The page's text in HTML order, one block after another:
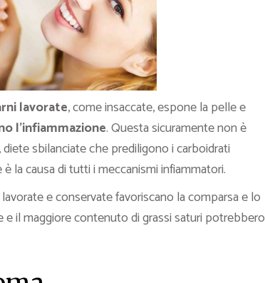
lavorate, come insaccate, espone la pelle e
l’infiammazione. Questa sicuramente non è
sbilanciate che prediligono i carboidrati
la causa di tutti i meccanismi infiammatori.
e conservate favoriscano la comparsa e lo
il maggiore contenuto di grassi saturi potrebbero